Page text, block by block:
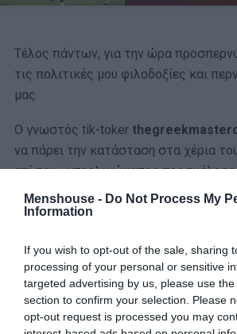
Menshouse - Do Not Process My
Information
If you wish to opt-out of the sale, sharing
processing of your personal or sensitive
targeted advertising by us, please use
section to confirm your selection. Please
opt-out request is processed you may
Τέλος πάντων, για την ώρα
τις πολιτικές μου φιλοδοξίες και
μας.
Ο γνωστός tik-toker
να πάρει την κατάσταση στα χέρια
επί του… ντερλικώματος
του από την Θεσσαλονίκη, τον
Θωμά
ξεκαθαρίσουν την κατάσταση. Και σε
πλυντηρίου που κάνει λόγο για 29
ειδικούς, εδώ αυτοί οι δύο είναι